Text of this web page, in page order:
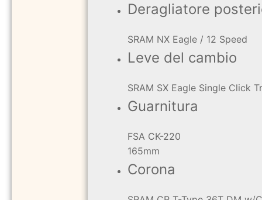
Deragliatore
SRAM NX Eagle / 12 Speed
Leve del cambio
SRAM SX Eagle Single Click
Guarnitura
FSA CK-220
165mm
Corona